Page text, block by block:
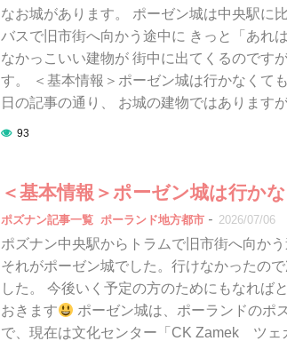
なお城があります。 ポーゼン城は中央駅に
バスで旧市街へ向かう途中に きっと「あれ
なかっこいい建物が 街中に出てくるのです
す。 ＜基本情報＞ポーゼン城は行かなくて
日の記事の通り、 お城の建物ではありま
93
＜基本情報＞ポーゼン城は行か
ポズナン記事一覧 ポーランド地方都市 - 2026/07/06
ポズナン中央駅からトラムで旧市街へ向か
それがポーゼン城でした。行けなかったの
した。 今後いく予定の方のためにもなれば
おきます
ポーゼン城は、ポーランドのポ
で、現在は文化センター「CK Zamek ツェ